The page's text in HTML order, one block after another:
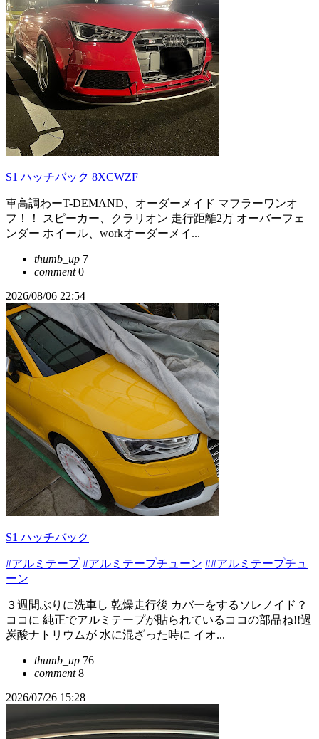
S1 ハッチバック 8XCWZF
車高調わーT-DEMAND、オーダーメイド マフラーワンオ
フ！！ スピーカー、クラリオン 走行距離2万 オーバーフェ
ンダー ホイール、workオーダーメイ...
thumb_up 7
comment0
2026/08/06 22:54
S1 ハッチバック
#アルミテープ #アルミテープチューン ##アルミテープチュ
ーン
３週間ぶりに洗車し 乾燥走行後 カバーをするソレノイド？
ココに 純正でアルミテープが貼られているココの部品ね!!過
炭酸ナトリウムが 水に混ざった時に イオ...
thumb_up 76
comment8
2026/07/26 15:28